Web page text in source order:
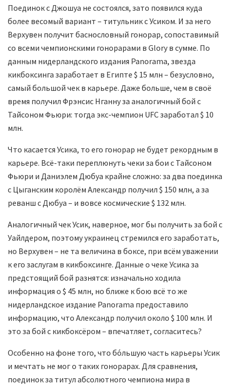
Поединок с Джошуа не состоялся, зато появился куда
более весомый вариант – титульник с Усиком. И за него
Верхувен получит баснословный гонорар, сопоставимый
со всеми чемпионскими гонорарами в Glory в сумме. По
данным нидерландского издания Panorama, звезда
кикбоксинга заработает в Египте $ 15 млн – безусловно,
самый большой чек в карьере. Даже больше, чем в своё
время получил Фрэнсис Нганну за аналогичный бой с
Тайсоном Фьюри: тогда экс-чемпион UFC заработал $ 10
млн.
Что касается Усика, то его гонорар не будет рекордным в
карьере. Всё-таки переплюнуть чеки за бои с Тайсоном
Фьюри и Даниэлем Дюбуа крайне сложно: за два поединка
с Цыганским королём Александр получил $ 150 млн, а за
реванш с Дюбуа – и вовсе космические $ 132 млн.
Аналогичный чек Усик, наверное, мог бы получить за бой с
Уайлдером, поэтому украинец стремился его заработать,
но Верхувен – не та величина в боксе, при всём уважении
к его заслугам в кикбоксинге. Данные о чеке Усика за
предстоящий бой разнятся: изначально ходила
информация о $ 45 млн, но ближе к бою всё то же
нидерландское издание Panorama предоставило
информацию, что Александр получил около $ 100 млн. И
это за бой с кикбоксёром – впечатляет, согласитесь?
Особенно на фоне того, что бо́льшую часть карьеры Усик
и мечтать не мог о таких гонорарах. Для сравнения,
поединок за титул абсолютного чемпиона мира в